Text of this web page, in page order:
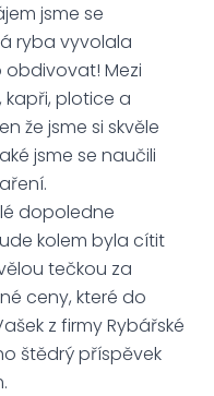
jsme se
ryba vyvolala
obdivovat! Mezi
kapři, plotice a
že jsme si skvěle
jsme se naučili
dopoledne
kolem byla cítit
tečkou za
ceny, které do
z firmy Rybářské
štědrý příspěvek